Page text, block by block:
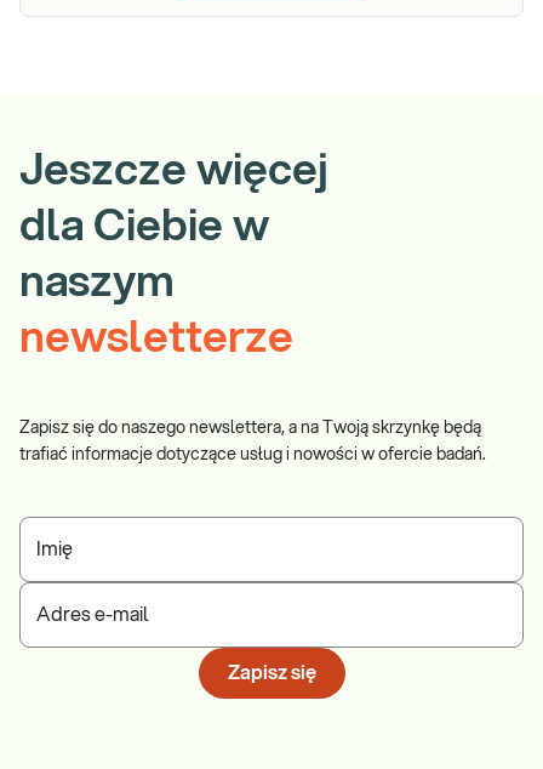
Jeszcze więcej
dla Ciebie w
naszym
newsletterze
Zapisz się do naszego newslettera, a na Twoją skrzynkę będą
trafiać informacje dotyczące usług i nowości w ofercie badań.
Imię
Adres e-mail
Zapisz się